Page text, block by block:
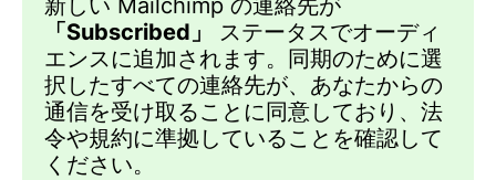
新しい Mailchimp の連絡先が
「Subscribed」
ステータスでオーディ
エンスに追加されます。同期のために選
択したすべての連絡先が、あなたからの
通信を受け取ることに同意しており、法
令や規約に準拠していることを確認して
ください。